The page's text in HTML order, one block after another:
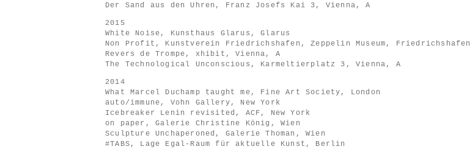
Der Sand aus den Uhren, Franz Josefs Kai 3, Vienna, A
2015
White Noise, Kunsthaus Glarus, Glarus
Non Profit, Kunstverein Friedrichshafen, Zeppelin Museum, Friedrichshafen
Revers de Trompe, xhibit, Vienna, A
The Technological Unconscious, Karmeltierplatz 3, Vienna, A
2014
What Marcel Duchamp taught me, Fine Art Society, London
auto/immune, Vohn Gallery, New York
Icebreaker Lenin revisited, ACF, New York
on paper, Galerie Christine König, Wien
Sculpture Unchaperoned, Galerie Thoman, Wien
#TABS, Lage Egal-Raum für aktuelle Kunst, Berlin